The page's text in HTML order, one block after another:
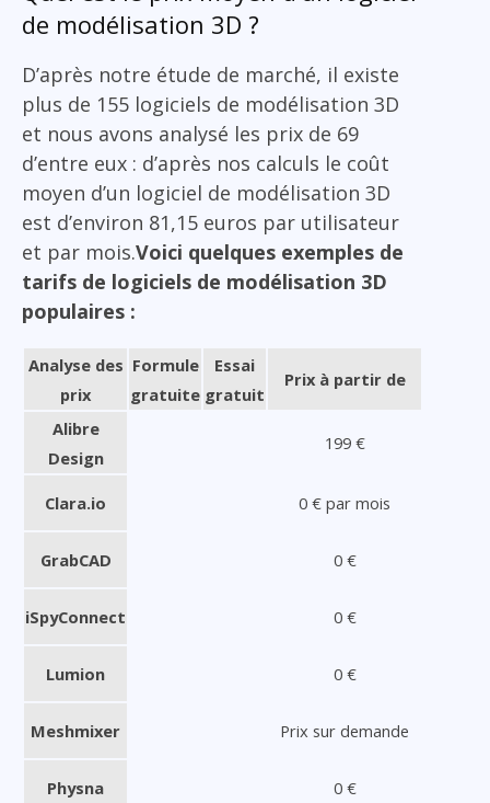
de modélisation 3D ?
D’après notre étude de marché, il existe
plus de 155 logiciels de modélisation 3D
et nous avons analysé les prix de 69
d’entre eux : d’après nos calculs le coût
moyen d’un logiciel de modélisation 3D
est d’environ 81,15 euros par utilisateur
et par mois.Voici quelques exemples de
tarifs de logiciels de modélisation 3D
populaires :
Analyse des
prix
Formule
gratuite
Essai
gratuit
Prix à partir de
Alibre
Design
199 €
Clara.io 0 € par mois
GrabCAD 0 €
iSpyConnect 0 €
Lumion 0 €
Meshmixer Prix sur demande
Physna 0 €